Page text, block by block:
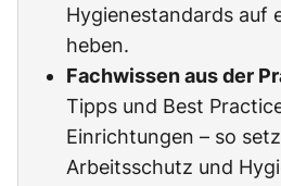
Hygienestandards auf
heben.
Fachwissen aus der
Tipps und Best
Einrichtungen – so
Arbeitsschutz und